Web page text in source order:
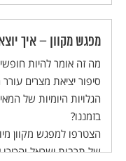
מפגש מקוון – איך
מה זה אומר להיות
סיפור יציאת מצרים
הגלויות היומיות של
בזמננו?
הצטרפו למפגש מקוון
של תרבות ישראל